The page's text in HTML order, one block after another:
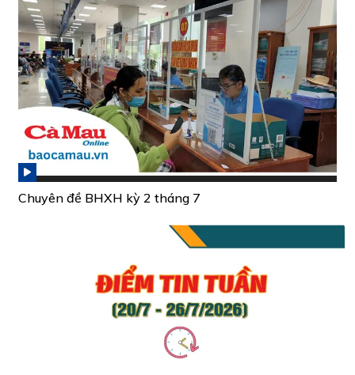
Chuyên đề BHXH kỳ 2 tháng 7